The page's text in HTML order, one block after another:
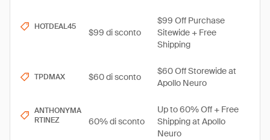
HOTDEAL45
$99 di sconto
$99 Off Purchase
Sitewide + Free
Shipping
TPDMAX $60 di sconto
$60 Off Storewide at
Apollo Neuro
ANTHONYMA
RTINEZ
60% di sconto
Up to 60% Off + Free
Shipping at Apollo
Neuro